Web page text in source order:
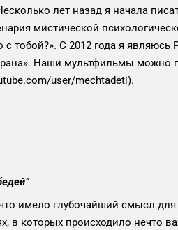
лет назад я начала
мистической
тобой?». С 2012 года я являюсь
Наши мультфильмы можно
user/mechtadeti).
”
имело глубочайший смысл для
в которых происходило нечто